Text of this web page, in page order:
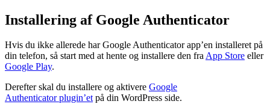
Installering af Google Authenticator
Hvis du ikke allerede har Google Authenticator app’en installeret på
din telefon, så start med at hente og installere den fraApp Store eller
Google Play.
Derefter skal du installere og aktivere Google
Authenticator plugin’etpå din WordPress side.